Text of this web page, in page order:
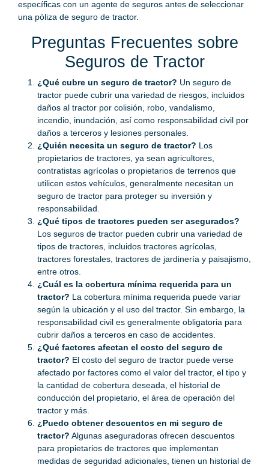
específicas con un agente de seguros antes de seleccionar
una póliza de seguro de tractor.
Preguntas Frecuentes sobre
Seguros de Tractor
¿Qué cubre un seguro de tractor? Un seguro de
tractor puede cubrir una variedad de riesgos, incluidos
daños al tractor por colisión, robo, vandalismo,
incendio, inundación, así como responsabilidad civil por
daños a terceros y lesiones personales.
¿Quién necesita un seguro de tractor? Los
propietarios de tractores, ya sean agricultores,
contratistas agrícolas o propietarios de terrenos que
utilicen estos vehículos, generalmente necesitan un
seguro de tractor para proteger su inversión y
responsabilidad.
¿Qué tipos de tractores pueden ser asegurados?
Los seguros de tractor pueden cubrir una variedad de
tipos de tractores, incluidos tractores agrícolas,
tractores forestales, tractores de jardinería y paisajismo,
entre otros.
¿Cuál es la cobertura mínima requerida para un
tractor? La cobertura mínima requerida puede variar
según la ubicación y el uso del tractor. Sin embargo, la
responsabilidad civil es generalmente obligatoria para
cubrir daños a terceros en caso de accidentes.
¿Qué factores afectan el costo del seguro de
tractor? El costo del seguro de tractor puede verse
afectado por factores como el valor del tractor, el tipo y
la cantidad de cobertura deseada, el historial de
conducción del propietario, el área de operación del
tractor y más.
¿Puedo obtener descuentos en mi seguro de
tractor? Algunas aseguradoras ofrecen descuentos
para propietarios de tractores que implementan
medidas de seguridad adicionales, tienen un historial de